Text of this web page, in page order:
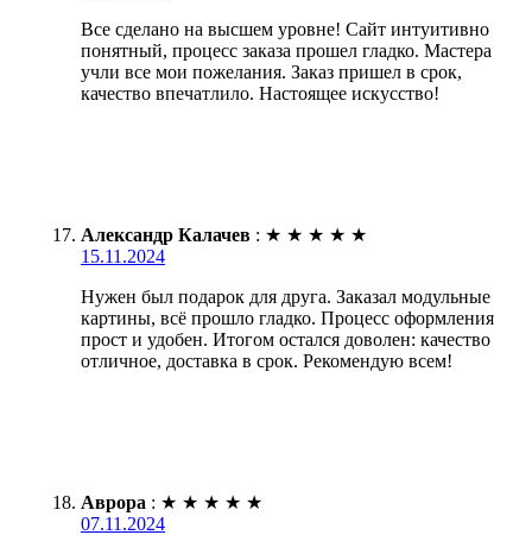
Все сделано на высшем уровне! Сайт интуитивно
понятный, процесс заказа прошел гладко. Мастера
учли все мои пожелания. Заказ пришел в срок,
качество впечатлило. Настоящее искусство!
Александр Калачев : ★ ★ ★ ★ ★
15.11.2024
Нужен был подарок для друга. Заказал модульные
картины, всё прошло гладко. Процесс оформления
прост и удобен. Итогом остался доволен: качество
отличное, доставка в срок. Рекомендую всем!
Аврора : ★ ★ ★ ★ ★
07.11.2024